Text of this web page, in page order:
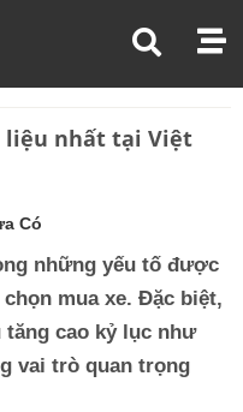
nhất tại Việt
Có
những yếu tố được
mua xe. Đặc biệt,
cao kỷ lục như
vai trò quan trọng